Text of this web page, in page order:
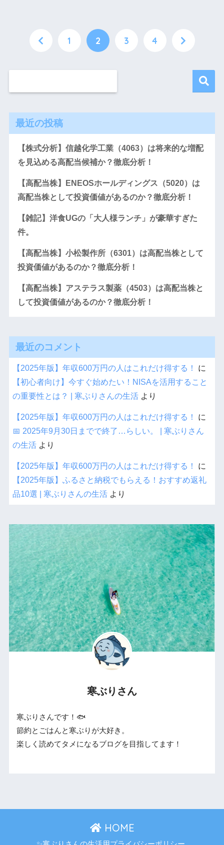
1 2 3 4
最近の投稿
【株式分析】信越化学工業（4063）は将来的な増配
を見込める高配当候補か？徹底分析！
【高配当株】ENEOSホールディングス（5020）は
高配当株として投資価値があるのか？徹底分析！
【雑記】洋食UGの「大人様ランチ」が豪華すぎた
件。
【高配当株】小松製作所（6301）は高配当株として
投資価値があるのか？徹底分析！
【高配当株】アステラス製薬（4503）は高配当株と
して投資価値があるのか？徹底分析！
最近のコメント
【2025年版】年収600万円の人はこれだけ得する！
に
【初心者向け】今すぐ始めたい！NISAを活用すること
の重要性とは？ | 寒ぶりさんの生活より
【2025年版】年収600万円の人はこれだけ得する！
に
📅 2025年9月30日までで終了…らしい。 | 寒ぶりさん
の生活より
【2025年版】年収600万円の人はこれだけ得する！
に
【2025年版】ふるさと納税でもらえる！おすすめ返礼
品10選 | 寒ぶりさんの生活より
寒ぶりさん
寒ぶりさんです！🐟
節約とごはんと寒ぶりが大好き。
楽しく読めてタメになるブログを目指してます！
HOME